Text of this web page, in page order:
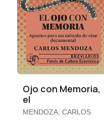
Ojo con Memoria,
el
MENDOZA, CARLOS